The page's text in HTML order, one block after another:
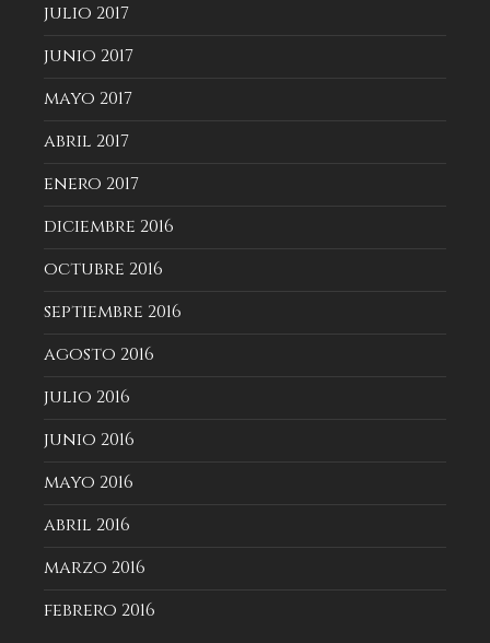
julio 2017
junio 2017
mayo 2017
abril 2017
enero 2017
diciembre 2016
octubre 2016
septiembre 2016
agosto 2016
julio 2016
junio 2016
mayo 2016
abril 2016
marzo 2016
febrero 2016